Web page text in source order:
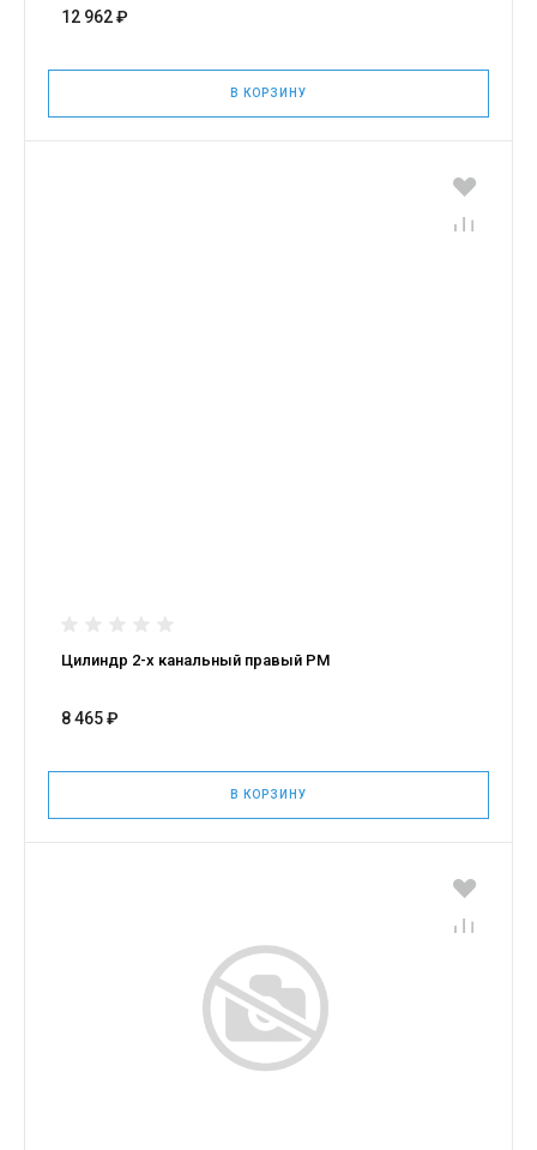
12 962 ₽
В КОРЗИНУ
Цилиндр 2-х канальный правый РМ
8 465 ₽
В КОРЗИНУ